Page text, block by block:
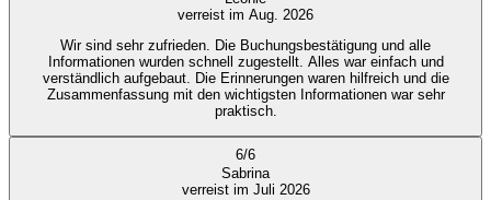
verreist im Aug. 2026
Wir sind sehr zufrieden. Die Buchungsbestätigung und alle
Informationen wurden schnell zugestellt. Alles war einfach und
verständlich aufgebaut. Die Erinnerungen waren hilfreich und die
Zusammenfassung mit den wichtigsten Informationen war sehr
praktisch.
6/6
Sabrina
verreist im Juli 2026